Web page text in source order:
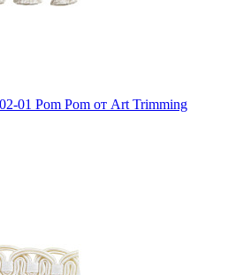
01 Pom Pom от Art Trimming